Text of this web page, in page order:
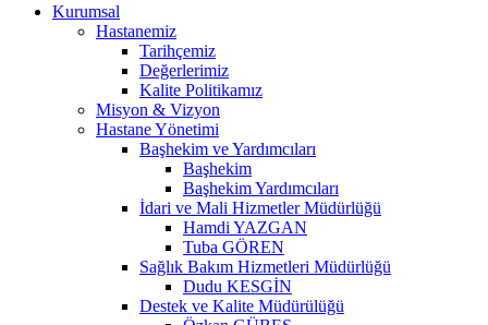
Kurumsal
Hastanemiz
Tarihçemiz
Değerlerimiz
Kalite Politikamız
Misyon & Vizyon
Hastane Yönetimi
Başhekim ve Yardımcıları
Başhekim
Başhekim Yardımcıları
İdari ve Mali Hizmetler Müdürlüğü
Hamdi YAZGAN
Tuba GÖREN
Sağlık Bakım Hizmetleri Müdürlüğü
Dudu KESGİN
Destek ve Kalite Müdürülüğü